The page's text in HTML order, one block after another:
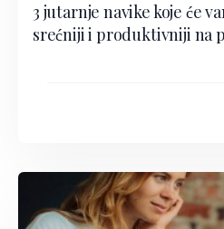
3 jutarnje navike koje će
srećniji i produktivniji na